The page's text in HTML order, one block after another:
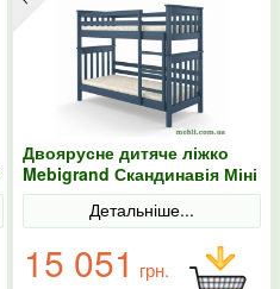
Двоярусне дитяче ліжко
Mebigrand Скандинавія Міні
Синій (S 7010 R 90B) 70х200
Детальніше...
15 051 грн.